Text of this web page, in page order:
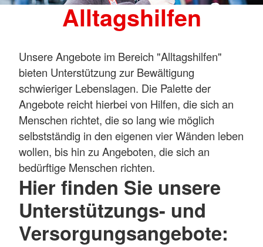
Alltagshilfen
Unsere Angebote im Bereich "Alltagshilfen"
bieten Unterstützung zur Bewältigung
schwieriger Lebenslagen. Die Palette der
Angebote reicht hierbei von Hilfen, die sich an
Menschen richtet, die so lang wie möglich
selbstständig in den eigenen vier Wänden leben
wollen, bis hin zu Angeboten, die sich an
bedürftige Menschen richten.
Hier finden Sie unsere
Unterstützungs- und
Versorgungsangebote: